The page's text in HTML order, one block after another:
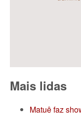
Mais lidas
Matuê faz